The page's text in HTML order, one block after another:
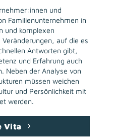
und
Familienunternehmen in
und komplexen
auf die es
Antworten gibt,
und Erfahrung auch
Neben der Analyse von
müssen weichen
und Persönlichkeit mit
werden.
Vita